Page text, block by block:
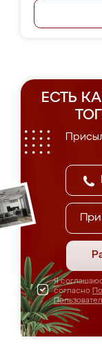
ЕСТЬ
Я
согласно